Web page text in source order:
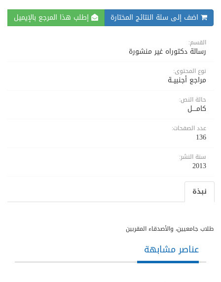
اضف إلى سلة النتائج المختارة إطلب هذا المرجع بالإيميل
القسم:
رسالة دكتوراه غير منشورة
نوع المحتوى:
مراجع أجنبيــة
حالة النص:
كامــــل
عدد الصفحات:
136
سنة النشر:
2013
نبذة
طلاب جامعيين، والأصدقاء المقربين
عناصر مشابهة